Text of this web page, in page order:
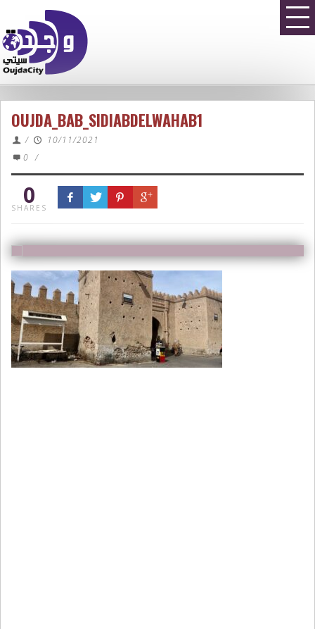
OUJDA_BAB_SIDIABDELWAHAB1
/
10/11/2021
0 /
0
SHARES